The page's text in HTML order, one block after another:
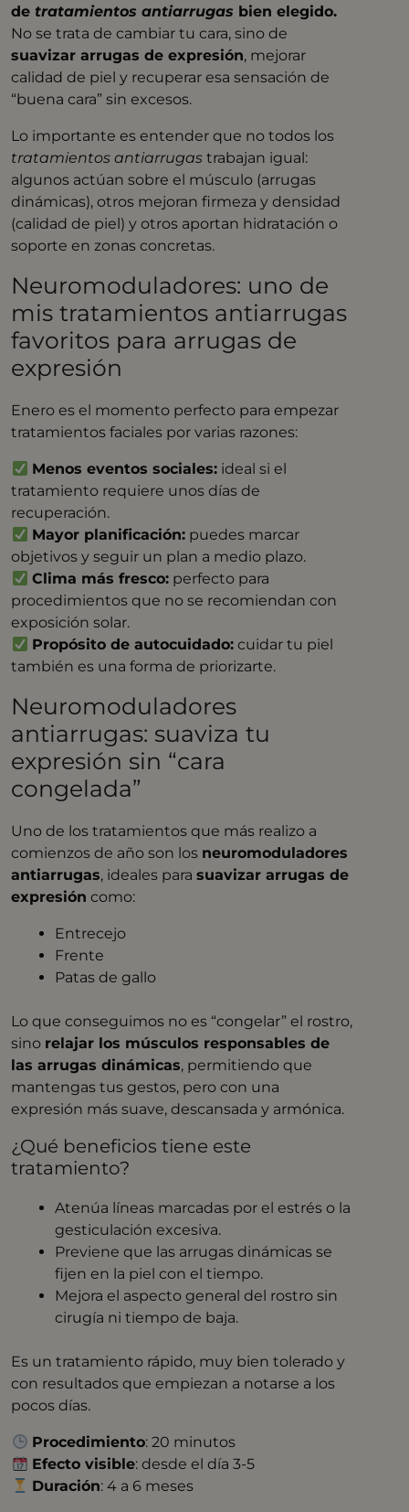
detratamientos antiarrugas bien elegido.
No se trata de cambiar tu cara, sino de
suavizar arrugas de expresión, mejorar
calidad de piel y recuperar esa sensación de
“buena cara” sin excesos.
Lo importante es entender que no todos los
tratamientos antiarrugas trabajan igual:
algunos actúan sobre el músculo (arrugas
dinámicas), otros mejoran firmeza y densidad
(calidad de piel) y otros aportan hidratación o
soporte en zonas concretas.
Neuromoduladores: uno de
mis tratamientos antiarrugas
favoritos para arrugas de
expresión
Enero es el momento perfecto para empezar
tratamientos faciales por varias razones:
Menos eventos sociales:ideal si el
tratamiento requiere unos días de
recuperación.
Mayor planificación:puedes marcar
objetivos y seguir un plan a medio plazo.
Clima más fresco:perfecto para
procedimientos que no se recomiendan con
exposición solar.
Propósito de autocuidado:cuidar tu piel
también es una forma de priorizarte.
Neuromoduladores
antiarrugas: suaviza tu
expresión sin “cara
congelada”
Uno de los tratamientos que más realizo a
comienzos de año son los neuromoduladores
antiarrugas, ideales parasuavizar arrugas de
expresión como:
Entrecejo
Frente
Patas de gallo
Lo que conseguimos no es “congelar” el rostro,
sino relajar los músculos responsables de
las arrugas dinámicas, permitiendo que
mantengas tus gestos, pero con una
expresión más suave, descansada y armónica.
¿Qué beneficios tiene este
tratamiento?
Atenúa líneas marcadas por el estrés o la
gesticulación excesiva.
Previene que las arrugas dinámicas se
fijen en la piel con el tiempo.
Mejora el aspecto general del rostro sin
cirugía ni tiempo de baja.
Es un tratamiento rápido, muy bien tolerado y
con resultados que empiezan a notarse a los
pocos días.
Procedimiento: 20 minutos
Efecto visible: desde el día 3-5
Duración: 4 a 6 meses